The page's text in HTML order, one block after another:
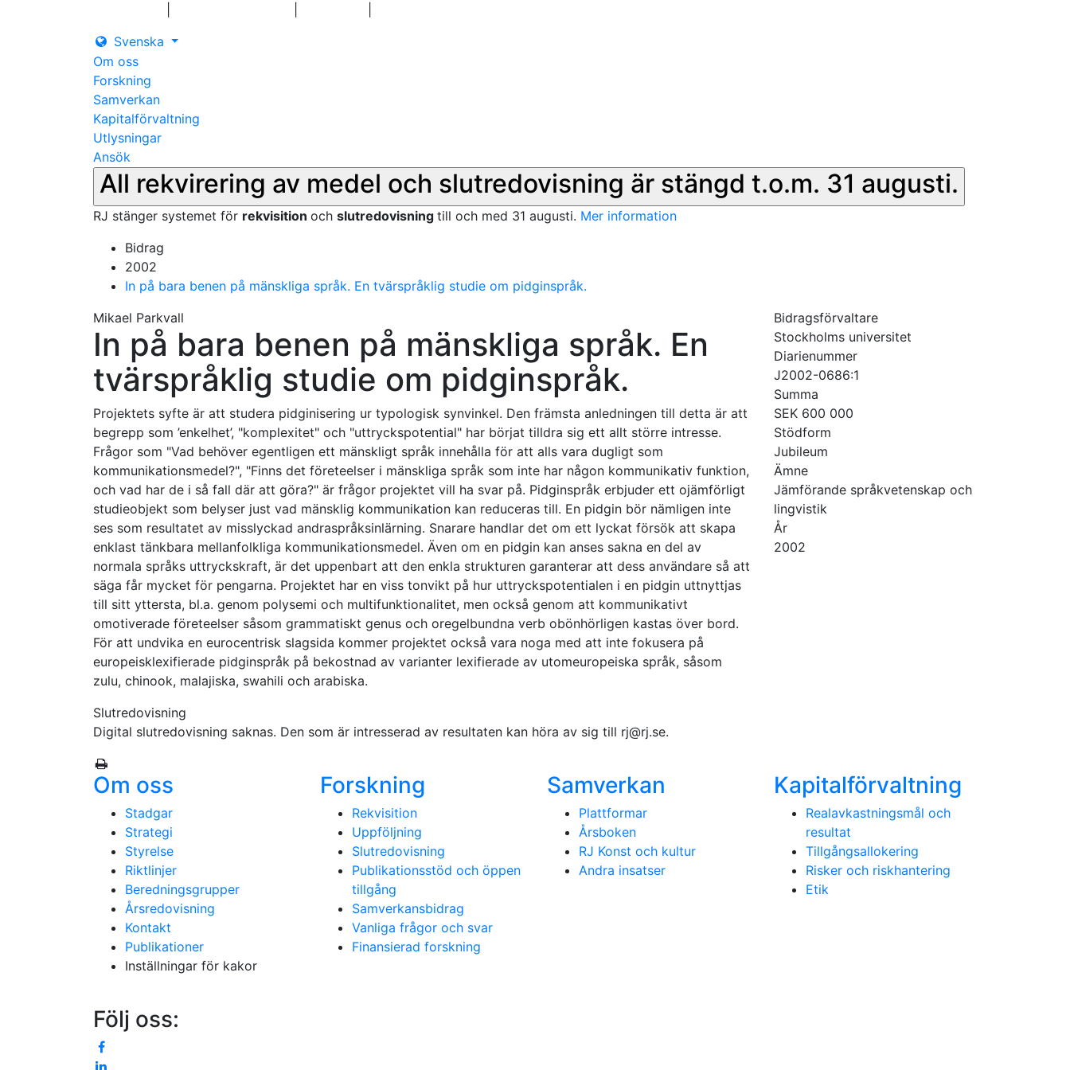
Svenska
Om oss
Forskning
Samverkan
Kapitalförvaltning
Utlysningar
Ansök
All rekvirering av medel och slutredovisning är stängd t.o.m. 31 augusti.
RJ stänger systemet för rekvisition och slutredovisning till och med 31 augusti. Mer information
Bidrag
2002
In på bara benen på mänskliga språk. En tvärspråklig studie om pidginspråk.
Mikael Parkvall
In på bara benen på mänskliga språk. En
tvärspråklig studie om pidginspråk.
Projektets syfte är att studera pidginisering ur typologisk synvinkel. Den främsta anledningen till detta är att
begrepp som ’enkelhet’, "komplexitet" och "uttryckspotential" har börjat tilldra sig ett allt större intresse.
Frågor som "Vad behöver egentligen ett mänskligt språk innehålla för att alls vara dugligt som
kommunikationsmedel?", "Finns det företeelser i mänskliga språk som inte har någon kommunikativ funktion,
och vad har de i så fall där att göra?" är frågor projektet vill ha svar på. Pidginspråk erbjuder ett ojämförligt
studieobjekt som belyser just vad mänsklig kommunikation kan reduceras till. En pidgin bör nämligen inte
ses som resultatet av misslyckad andraspråksinlärning. Snarare handlar det om ett lyckat försök att skapa
enklast tänkbara mellanfolkliga kommunikationsmedel. Även om en pidgin kan anses sakna en del av
normala språks uttryckskraft, är det uppenbart att den enkla strukturen garanterar att dess användare så att
säga får mycket för pengarna. Projektet har en viss tonvikt på hur uttryckspotentialen i en pidgin uttnyttjas
till sitt yttersta, bl.a. genom polysemi och multifunktionalitet, men också genom att kommunikativt
omotiverade företeelser såsom grammatiskt genus och oregelbundna verb obönhörligen kastas över bord.
För att undvika en eurocentrisk slagsida kommer projektet också vara noga med att inte fokusera på
europeisklexifierade pidginspråk på bekostnad av varianter lexifierade av utomeuropeiska språk, såsom
zulu, chinook, malajiska, swahili och arabiska.
Slutredovisning
Digital slutredovisning saknas. Den som är intresserad av resultaten kan höra av sig till rj@rj.se.
Bidragsförvaltare
Stockholms universitet
Diarienummer
J2002-0686:1
Summa
SEK 600 000
Stödform
Jubileum
Ämne
Jämförande språkvetenskap och
lingvistik
År
2002
Om oss
Stadgar
Strategi
Styrelse
Riktlinjer
Beredningsgrupper
Årsredovisning
Kontakt
Publikationer
Inställningar för kakor
Forskning
Rekvisition
Uppföljning
Slutredovisning
Publikationsstöd och öppen
tillgång
Samverkansbidrag
Vanliga frågor och svar
Finansierad forskning
Samverkan
Plattformar
Årsboken
RJ Konst och kultur
Andra insatser
Kapitalförvaltning
Realavkastningsmål och
resultat
Tillgångsallokering
Risker och riskhantering
Etik
Följ oss: